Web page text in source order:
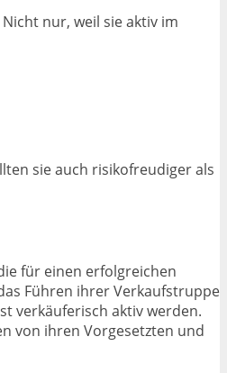
nur, weil sie aktiv im
sie auch risikofreudiger als
für einen erfolgreichen
Führen ihrer Verkaufstruppe
verkäuferisch aktiv werden.
von ihren Vorgesetzten und